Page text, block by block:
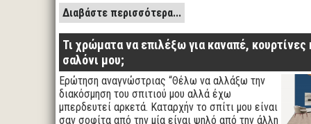
Διαβάστε περισσότερα...
Τι χρώματα να επιλέξω για καναπέ, κουρτίνες
σαλόνι μου;
Ερώτηση αναγνώστριας “Θέλω να αλλάξω την
διακόσμηση του σπιτιού μου αλλά έχω
μπερδευτεί αρκετά. Καταρχήν το σπίτι μου είναι
σαν σοφίτα από την μία είναι ψηλό από την άλλη